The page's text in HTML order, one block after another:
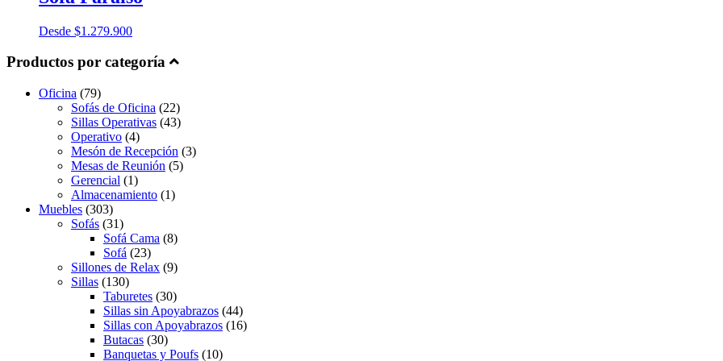
Desde $1.279.900
Productos por categoría
Oficina (79)
Sofás de Oficina (22)
Sillas Operativas (43)
Operativo (4)
Mesón de Recepción (3)
Mesas de Reunión (5)
Gerencial (1)
Almacenamiento (1)
Muebles (303)
Sofás (31)
Sofá Cama (8)
Sofá (23)
Sillones de Relax (9)
Sillas (130)
Taburetes (30)
Sillas sin Apoyabrazos (44)
Sillas con Apoyabrazos (16)
Butacas (30)
Banquetas y Poufs (10)